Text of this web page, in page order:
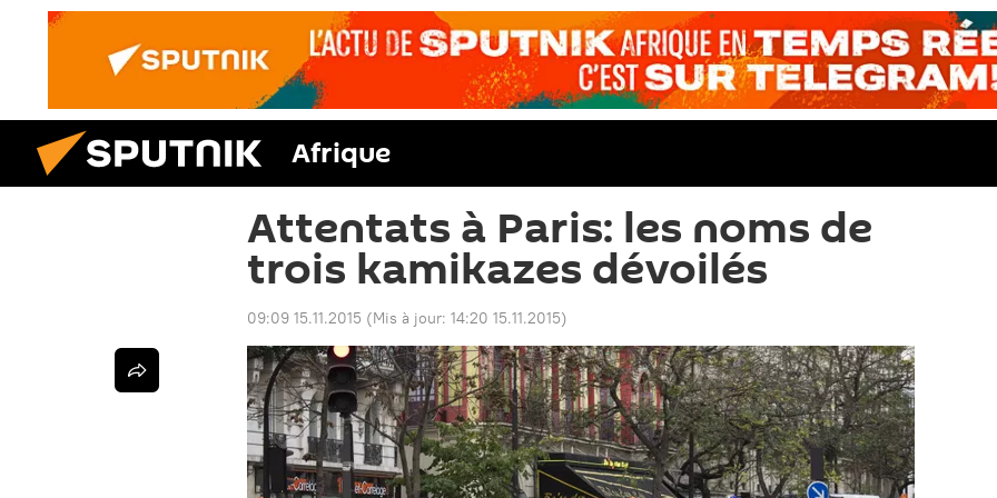
Afrique
Attentats à Paris: les noms de
trois kamikazes dévoilés
09:09 15.11.2015 (Mis à jour: 14:20 15.11.2015)